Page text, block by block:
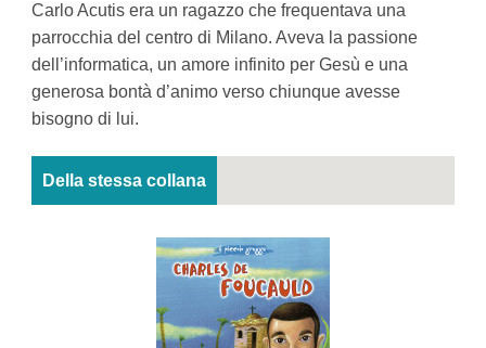
Carlo Acutis era un ragazzo che frequentava una
parrocchia del centro di Milano. Aveva la passione
dell’informatica, un amore infinito per Gesù e una
generosa bontà d’animo verso chiunque avesse
bisogno di lui.
Della stessa collana